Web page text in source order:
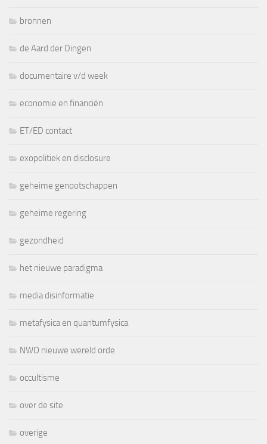
bronnen
de Aard der Dingen
documentaire v/d week
economie en financiën
ET/ED contact
exopolitiek en disclosure
geheime genootschappen
geheime regering
gezondheid
het nieuwe paradigma
media disinformatie
metafysica en quantumfysica
NWO nieuwe wereld orde
occultisme
over de site
overige